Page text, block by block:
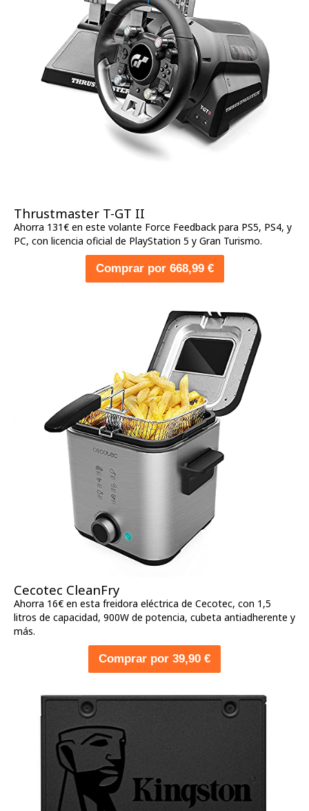
Thrustmaster T-GT II
Ahorra 131€ en este volante Force Feedback para PS5, PS4, y
PC, con licencia oficial de PlayStation 5 y Gran Turismo.
Comprar por 668,99 €
Cecotec CleanFry
Ahorra 16€ en esta freidora eléctrica de Cecotec, con 1,5
litros de capacidad, 900W de potencia, cubeta antiadherente y
más.
Comprar por 39,90 €